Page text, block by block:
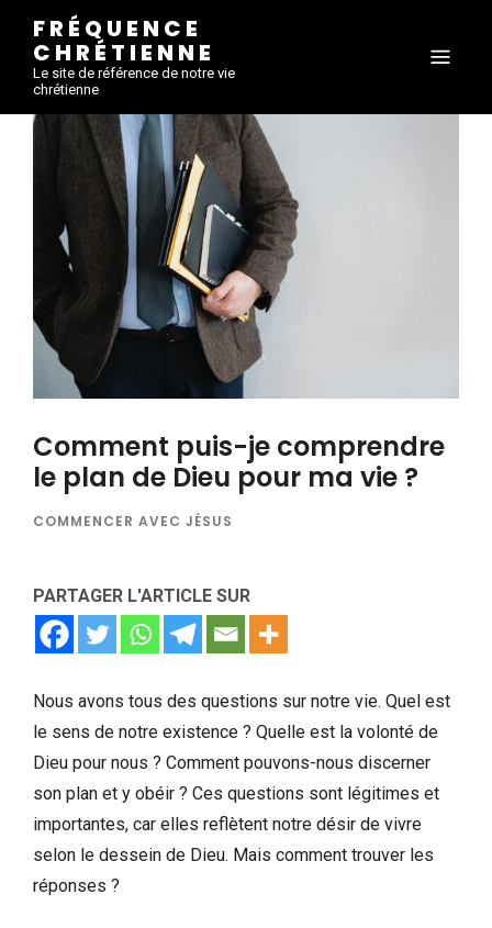
FRÉQUENCE
CHRÉTIENNE
Le site de référence de notre vie
chrétienne
Comment puis-je comprendre
le plan de Dieu pour ma vie ?
COMMENCER AVEC JÉSUS
PARTAGER L'ARTICLE SUR
Nous avons tous des questions sur notre vie. Quel est
le sens de notre existence ? Quelle est la volonté de
Dieu pour nous ? Comment pouvons-nous discerner
son plan et y obéir ? Ces questions sont légitimes et
importantes, car elles reflètent notre désir de vivre
selon le dessein de Dieu. Mais comment trouver les
réponses ?